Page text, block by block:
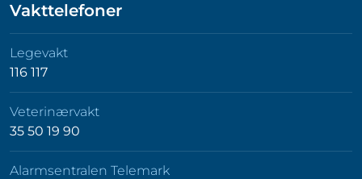
Vakttelefoner
Legevakt
116 117
Veterinærvakt
35 50 19 90
Alarmsentralen Telemark